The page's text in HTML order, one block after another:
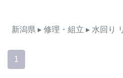
新潟県 ▸ 修理・組立 ▸ 水回り
1